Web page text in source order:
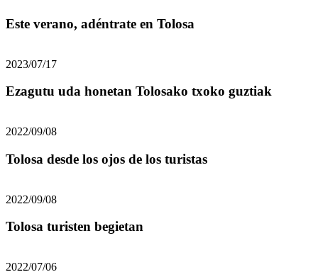
Este verano, adéntrate en Tolosa
2023/07/17
Ezagutu uda honetan Tolosako txoko guztiak
2022/09/08
Tolosa desde los ojos de los turistas
2022/09/08
Tolosa turisten begietan
2022/07/06